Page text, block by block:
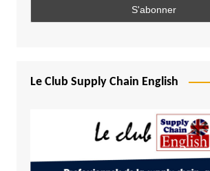
Le Club Supply Chain English